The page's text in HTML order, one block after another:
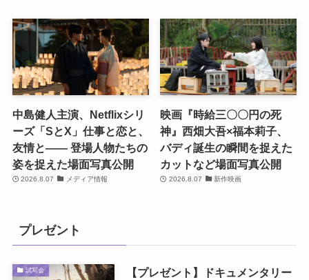
中島健人主演、Netflixシリ
ーズ「SとX」仕事と恋と、
友情と―― 登場人物たちの
姿を捉えた場面写真公開
2026.8.07 メディア情報
映画『時給三〇〇円の死
神』西畑大吾×福本莉子、
バディ誕生の瞬間を捉えた
カットなど場面写真公開
2026.8.07 新作映画
プレゼント
試写会
【プレゼント】ドキュメンタリー